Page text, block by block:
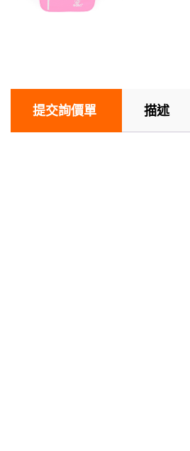
提交詢價單 描述